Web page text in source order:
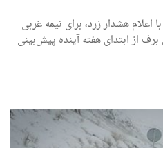
هشدار زرد، برای نیمه غربی
از ابتدای هفته آینده پیش‌بینی